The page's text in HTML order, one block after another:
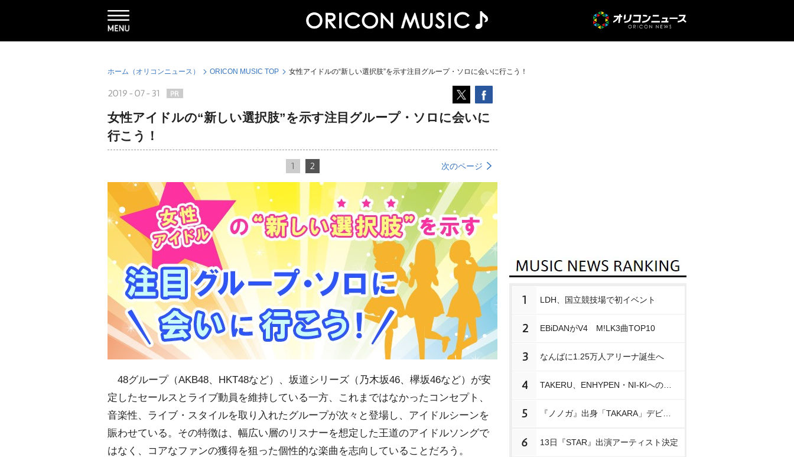
ホーム（オリコンニュース） ORICON MUSIC TOP 女性アイドルの“新しい選択肢”を示す注目グループ・ソロに会いに行こう！
2019-07-31
女性アイドルの“新しい選択肢”を示す注目グループ・ソロに会いに
行こう！
1 2 次のページ
48グループ（AKB48、HKT48など）、坂道シリーズ（乃木坂46、欅坂46など）が安
定したセールスとライブ動員を維持している一方、これまではなかったコンセプト、
音楽性、ライブ・スタイルを取り入れたグループが次々と登場し、アイドルシーンを
賑わせている。その特徴は、幅広い層のリスナーを想定した王道のアイドルソングで
はなく、コアなファンの獲得を狙った個性的な楽曲を志向していることだろう。
1 LDH、国立競技場で初イベント
2 EBiDANがV4 M!LK3曲TOP10
3 なんばに1.25万人アリーナ誕生へ
4
5
6 13日『STAR』出演アーティスト決定